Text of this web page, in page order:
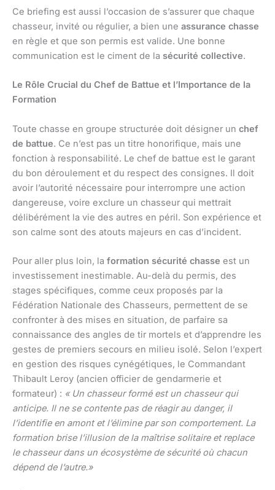
Ce briefing est aussi l’occasion de s’assurer que chaque
chasseur, invité ou régulier, a bien une assurance chasse
en règle et que son permis est valide. Une bonne
communication est le ciment de la sécurité collective.
Le Rôle Crucial du Chef de Battue et l’Importance de la
Formation
Toute chasse en groupe structurée doit désigner un chef
de battue. Ce n’est pas un titre honorifique, mais une
fonction à responsabilité. Le chef de battue est le garant
du bon déroulement et du respect des consignes. Il doit
avoir l’autorité nécessaire pour interrompre une action
dangereuse, voire exclure un chasseur qui mettrait
délibérément la vie des autres en péril. Son expérience et
son calme sont des atouts majeurs en cas d’incident.
Pour aller plus loin, la formation sécurité chasse est un
investissement inestimable. Au-delà du permis, des
stages spécifiques, comme ceux proposés par la
Fédération Nationale des Chasseurs, permettent de se
confronter à des mises en situation, de parfaire sa
connaissance des angles de tir mortels et d’apprendre les
gestes de premiers secours en milieu isolé. Selon l’expert
en gestion des risques cynégétiques, le Commandant
Thibault Leroy (ancien officier de gendarmerie et
formateur) : « Un chasseur formé est un chasseur qui
anticipe. Il ne se contente pas de réagir au danger, il
l’identifie en amont et l’élimine par son comportement. La
formation brise l’illusion de la maîtrise solitaire et replace
le chasseur dans un écosystème de sécurité où chacun
dépend de l’autre.»